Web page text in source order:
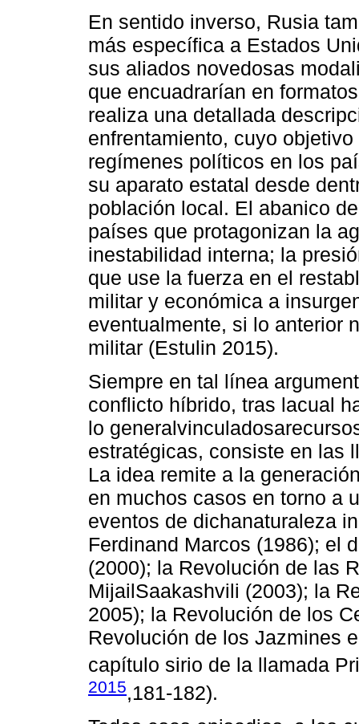
En sentido inverso, Rusia
más específica a Estados
sus aliados novedosas
que encuadrarían en
realiza una detallada
enfrentamiento, cuyo
regímenes políticos en los
su aparato estatal desde
población local. El abanico
países que protagonizan la
inestabilidad interna; la
que use la fuerza en el
militar y económica a
eventualmente, si lo anterior
militar (Estulin 2015).
Siempre en tal línea
conflicto híbrido, tras lacual
lo
estratégicas, consiste en las
La idea remite a la
en muchos casos en torno a
eventos de dichanaturaleza
Ferdinand Marcos (1986); el
(2000); la Revolución de las
MijailSaakashvili (2003); la
2005); la Revolución de los
Revolución de los Jazmines
capítulo sirio de la llamada
2015,181-182).